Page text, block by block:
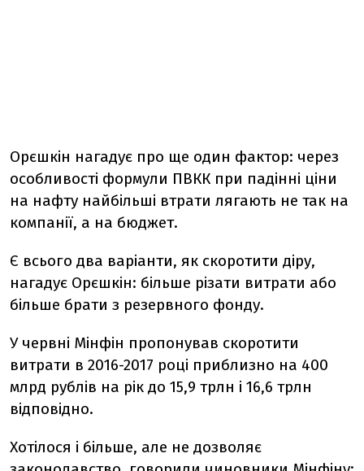
Орєшкін нагадує про ще один фактор: через
особливості формули ПВКК при падінні ціни
на нафту найбільші втрати лягають не так на
компанії, а на бюджет.
Є всього два варіанти, як скоротити діру,
нагадує Орєшкін: більше різати витрати або
більше брати з резервного фонду.
У червні Мінфін пропонував скоротити
витрати в 2016-2017 році приблизно на 400
млрд рублів на рік до 15,9 трлн і 16,6 трлн
відповідно.
Хотілося і більше, але не дозволяє